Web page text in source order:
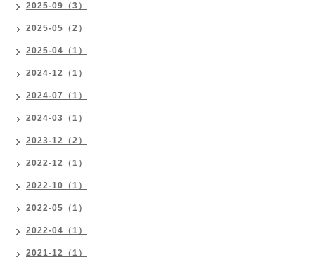
2025-09（3）
2025-05（2）
2025-04（1）
2024-12（1）
2024-07（1）
2024-03（1）
2023-12（2）
2022-12（1）
2022-10（1）
2022-05（1）
2022-04（1）
2021-12（1）